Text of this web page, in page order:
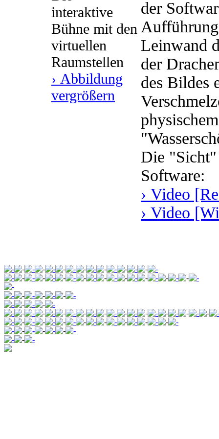
interaktive
Bühne mit den
virtuellen
Raumstellen
› Abbildung
vergrößern
der
Leinwand
der
des Bildes
Die "Sicht"
Software:
› Video
› Video